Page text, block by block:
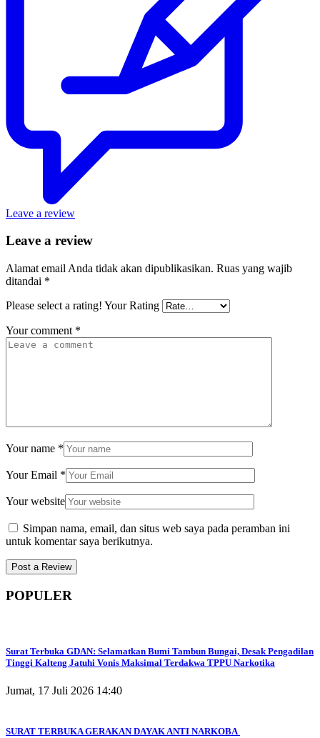
Leave a review
Leave a review
Alamat email Anda tidak akan dipublikasikan. Ruas yang wajib
ditandai *
Please select a rating! Your Rating
Your comment *
Your name *
Your Email *
Your website
Simpan nama, email, dan situs web saya pada peramban ini
untuk komentar saya berikutnya.
POPULER
Surat Terbuka GDAN: Selamatkan Bumi Tambun Bungai, Desak Pengadilan
Tinggi Kalteng Jatuhi Vonis Maksimal Terdakwa TPPU Narkotika
Jumat, 17 Juli 2026 14:40
SURAT TERBUKA GERAKAN DAYAK ANTI NARKOBA